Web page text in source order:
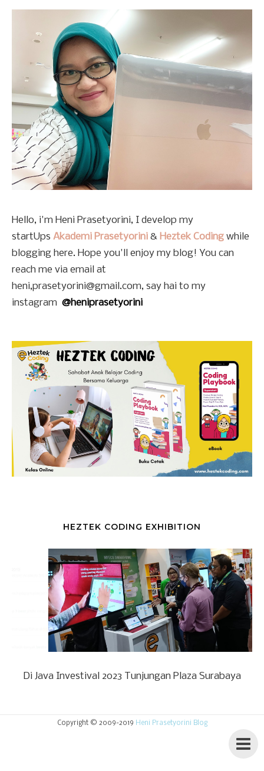
Hello, i'm Heni Prasetyorini, I develop my
startUps Akademi Prasetyorini & Heztek Coding while
blogging here. Hope you'll enjoy my blog! You can
reach me via email at
heni,prasetyorini@gmail.com, say hai to my
instagram @heniprasetyorini
HEZTEK CODING EXHIBITION
Di Java Investival 2023 Tunjungan Plaza Surabaya
Copyright © 2009-2019 Heni Prasetyorini Blog